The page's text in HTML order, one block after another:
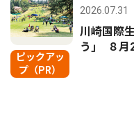
ピックアッ
プ（PR）
2026.07.31
川崎国際
う｣ ８月